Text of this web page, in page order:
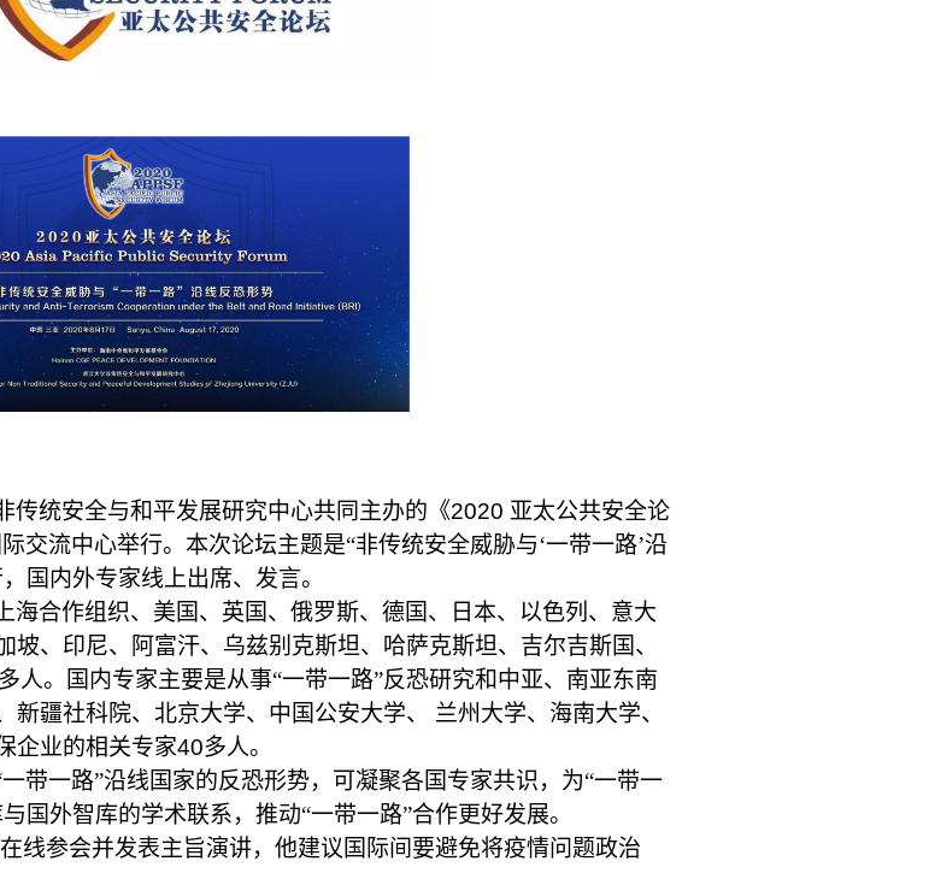
传统安全与和平发展研究中心共同主办的《2020 亚太公共安全论
际交流中心举行。本次论坛主题是“非传统安全威胁与‘一带一路’沿
国内外专家线上出席、发言。
海合作组织、美国、英国、俄罗斯、德国、日本、以色列、意大
、印尼、阿富汗、乌兹别克斯坦、哈萨克斯坦、吉尔吉斯国、
多人。国内专家主要是从事“一带一路”反恐研究和中亚、南亚东南
疆社科院、北京大学、中国公安大学、 兰州大学、海南大学、
企业的相关专家40多人。
带一路”沿线国家的反恐形势，可凝聚各国专家共识，为“一带一
国外智库的学术联系，推动“一带一路”合作更好发展。
线参会并发表主旨演讲，他建议国际间要避免将疫情问题政治